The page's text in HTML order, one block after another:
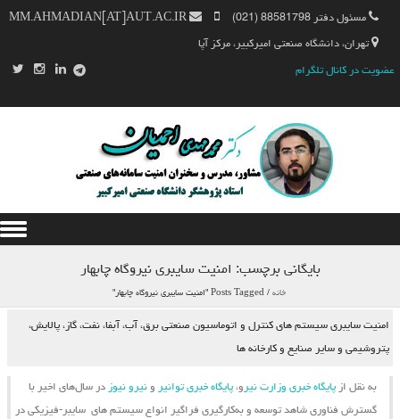
مسئول دفتر 88581798 (021)
تهران، دانشگاه صنعتی امیرکبیر، مرکز آپا
عضویت در کانال تلگرام
بایگانی برچسب: امنیت سایبری نیروگاه چابهار
خانه/ Posts Tagged "امنیت سایبری نیروگاه چابهار"
امنیت سایبری سیستم های کنترل و اتوماسیون صنعتی برق، آب، آبفا، نفت، گاز، پالایش،
پتروشیمی و سایر صنایع و کارخانه ها
به نقل از پایگاه خبری وزارت نیر و، پایگاه خبری توانیر و نیرو نیوز در سال‌های اخیر با
گسترش فناوری شاهد توسعه و به‌کارگیری فراگیر انواع سیستم ‌های سایبر-فیزیکی در